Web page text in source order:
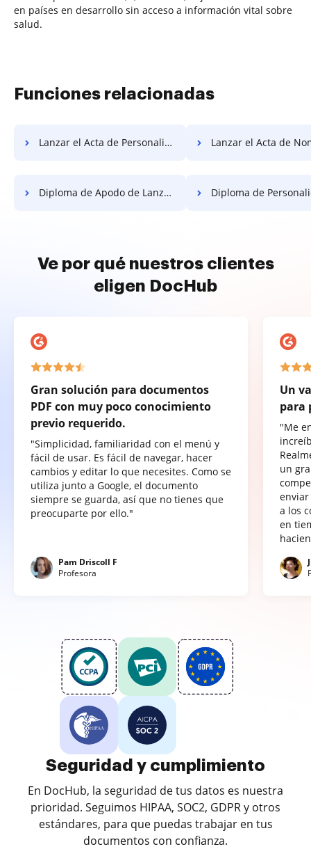
en países en desarrollo sin acceso a información vital sobre
salud.
Funciones relacionadas
Lanzar el Acta de Personalidad Gratis Lanzar el Acta de
Diploma de Apodo de Lanzamiento Gratis Diploma de Personalidad de
Ve por qué nuestros clientes
eligen DocHub
Gran solución para documentos
PDF con muy poco conocimiento
previo requerido.
"Simplicidad, familiaridad con el menú y
fácil de usar. Es fácil de navegar, hacer
cambios y editar lo que necesites. Como se
utiliza junto a Google, el documento
siempre se guarda, así que no tienes que
preocuparte por ello."
Pam Driscoll F
Profesora
Un
para
"Me
un
a los
en
Seguridad y cumplimiento
En DocHub, la seguridad de tus datos es nuestra
prioridad. Seguimos HIPAA, SOC2, GDPR y otros
estándares, para que puedas trabajar en tus
documentos con confianza.